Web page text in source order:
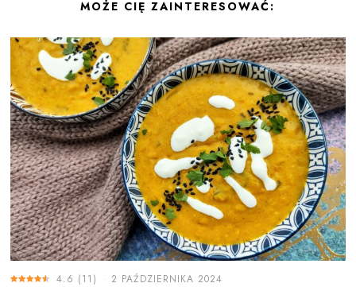
MOŻE CIĘ ZAINTERESOWAĆ:
4.6 (11 ) 2 PAŹDZIERNIKA 2024